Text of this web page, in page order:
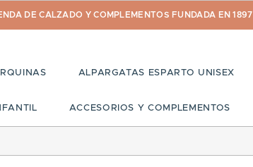
DE CALZADO Y COMPLEMENTOS FUNDADA EN 1897
ALPARGATAS ESPARTO UNISEX
ACCESORIOS Y COMPLEMENTOS